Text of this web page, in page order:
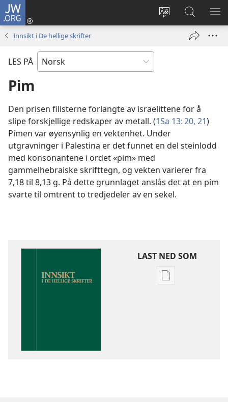
JW.ORG
Endre
Logg
inn
vindu)
Søk
på
JW.ORG
VIS
Innsikt i De hellige skrifter
LES PÅ
Pim
Den prisen filisterne forlangte av israelittene for å
slipe forskjellige redskaper av metall. (1Sa 13: 20, 21)
Pimen var øyensynlig en vektenhet. Under
utgravninger i Palestina er det funnet en del steinlodd
med konsonantene i ordet «pim» med
gammelhebraiske skrifttegn, og vekten varierer fra
7,18 til 8,13 g. På dette grunnlaget anslås det at en pim
svarte til omtrent to tredjedeler av en sekel.
LAST NED SOM